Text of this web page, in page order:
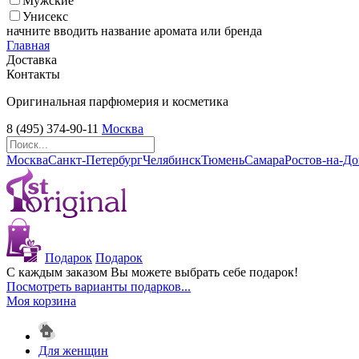
Унисекс
начните вводить название аромата или бренда
Главная
Доставка
Контакты
Оригинальная парфюмерия и косметика
8 (495) 374-90-11 Москва
МоскваСанкт-ПетербургЧелябинскТюменьСамараРостов-на-
Подарок Подарок
С каждым заказом Вы можете выбрать себе подарок!
Посмотреть варианты подарков...
Моя корзина
Для женщин